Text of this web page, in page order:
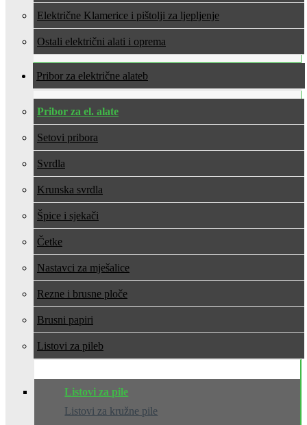
Električne Klamerice i pištolji za ljepljenje
Ostali električni alati i oprema
Pribor za električne alate
Pribor za el. alate
Setovi pribora
Svrdla
Krunska svrdla
Špice i sjekači
Četke
Nastavci za mješalice
Rezne i brusne ploče
Brusni papiri
Listovi za pile
Listovi za pile
Listovi za kružne pile